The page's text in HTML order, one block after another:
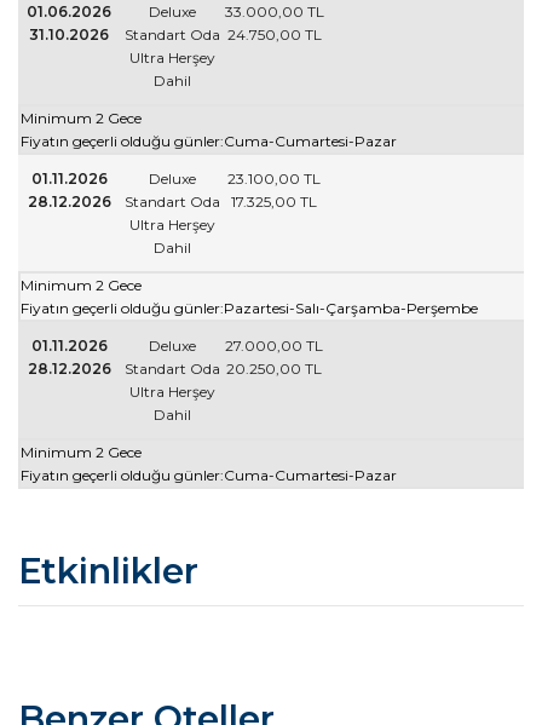
01.06.2026
31.10.2026
Deluxe
Standart Oda
Ultra Herşey
Dahil
33.000 ,00 TL
24.750 ,00 TL
Minimum 2 Gece
Fiyatın geçerli olduğu günler:Cuma-Cumartesi-Pazar
01.11.2026
28.12.2026
Deluxe
Standart Oda
Ultra Herşey
Dahil
23.100 ,00 TL
17.325 ,00 TL
Minimum 2 Gece
Fiyatın geçerli olduğu günler:Pazartesi-Salı-Çarşamba-Perşembe
01.11.2026
28.12.2026
Deluxe
Standart Oda
Ultra Herşey
Dahil
27.000 ,00 TL
20.250 ,00 TL
Minimum 2 Gece
Fiyatın geçerli olduğu günler:Cuma-Cumartesi-Pazar
Etkinlikler